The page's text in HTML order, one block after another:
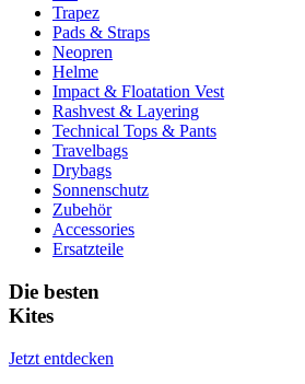
Trapez
Pads & Straps
Neopren
Helme
Impact & Floatation Vest
Rashvest & Layering
Technical Tops & Pants
Travelbags
Drybags
Sonnenschutz
Zubehör
Accessories
Ersatzteile
Die besten
Kites
Jetzt entdecken